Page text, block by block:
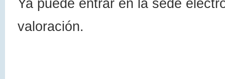
Ya puede entrar en la sede
valoración.